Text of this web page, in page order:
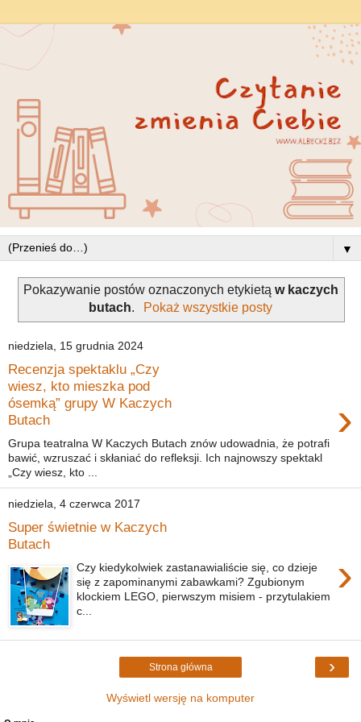
▼
Pokazywanie postów oznaczonych etykietą w kaczych
butach. Pokaż wszystkie posty
niedziela, 15 grudnia 2024
Recenzja spektaklu „Czy
wiesz, kto mieszka pod
ósemką” grupy W Kaczych
Butach
›
Grupa teatralna W Kaczych Butach znów udowadnia, że potrafi
bawić, wzruszać i skłaniać do refleksji. Ich najnowszy spektakl
„Czy wiesz, kto ...
niedziela, 4 czerwca 2017
Super świetnie w Kaczych
Butach
›
Czy kiedykolwiek zastanawialiście się, co dzieje
się z zapominanymi zabawkami? Zgubionym
klockiem LEGO, pierwszym misiem - przytulakiem
c...
›
Strona główna
Wyświetl wersję na komputer